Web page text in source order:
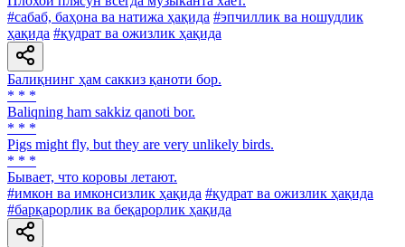
#сабаб, баҳона ва натижа ҳақида #эпчиллик ва ношудлик
ҳақида #қудрат ва ожизлик ҳақида
Балиқнинг ҳам саккиз қаноти бор.
* * *
Baliqning ham sakkiz qanoti bor.
* * *
Pigs might fly, but they are very unlikely birds.
* * *
Бывает, что коровы летают.
#имкон ва имконсизлик ҳақида #қудрат ва ожизлик ҳақида
#барқарорлик ва беқарорлик ҳақида